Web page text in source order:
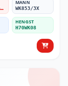
1J0127401A/2D0127399/1J0127399A
MANN
WK853/3X
HENGST
H70WK08